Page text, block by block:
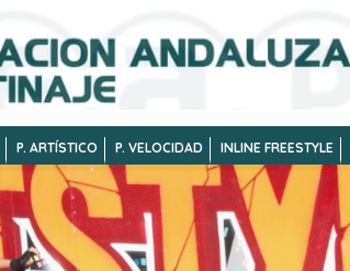
P. ARTÍSTICO P. VELOCIDAD INLINE FREESTYLE